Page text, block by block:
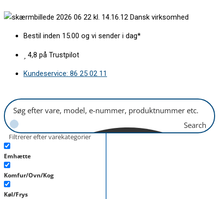
til
Dansk virksomhed
Bestil inden 15.00 og vi sender i dag*
4,8 på Trustpilot
Kundeservice: 86 25 02 11
Search
Filtrerer efter varekategorier
Emhætte
Komfur/Ovn/Kog
Køl/Frys
Electrolux